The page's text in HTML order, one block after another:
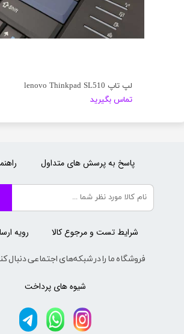
لپ تاپ lenovo Thinkpad SL510
تماس بگیرید
فروشگاه ما را در شبکه‌های اجتماعی دنبال
رویه
شیوه های پرداخت
پاسخ به پرسش های متداول
شرایط تست و مرجوع کالا